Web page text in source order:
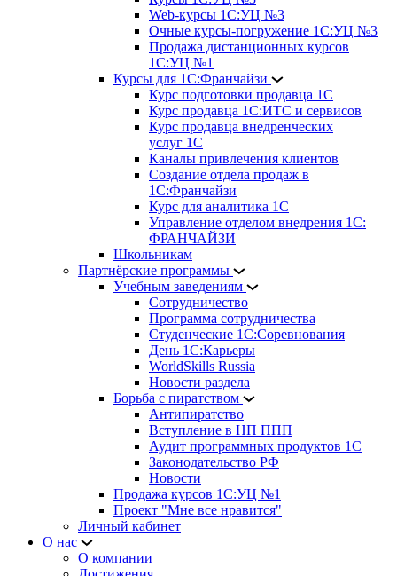
Web-курсы 1С:УЦ №3
Очные курсы-погружение 1С:УЦ №3
Продажа дистанционных курсов
1С:УЦ №1
Курсы для 1С:Франчайзи
Курс подготовки продавца 1С
Курс продавца 1С:ИТС и сервисов
Курс продавца внедренческих
услуг 1С
Каналы привлечения клиентов
Создание отдела продаж в
1С:Франчайзи
Курс для аналитика 1С
Управление отделом внедрения 1С:
ФРАНЧАЙЗИ
Школьникам
Партнёрские программы
Учебным заведениям
Сотрудничество
Программа сотрудничества
Студенческие 1С:Соревнования
День 1С:Карьеры
WorldSkills Russia
Новости раздела
Борьба с пиратством
Антипиратство
Вступление в НП ППП
Аудит программных продуктов 1С
Законодательство РФ
Новости
Продажа курсов 1С:УЦ №1
Проект "Мне все нравится"
Личный кабинет
О нас
О компании